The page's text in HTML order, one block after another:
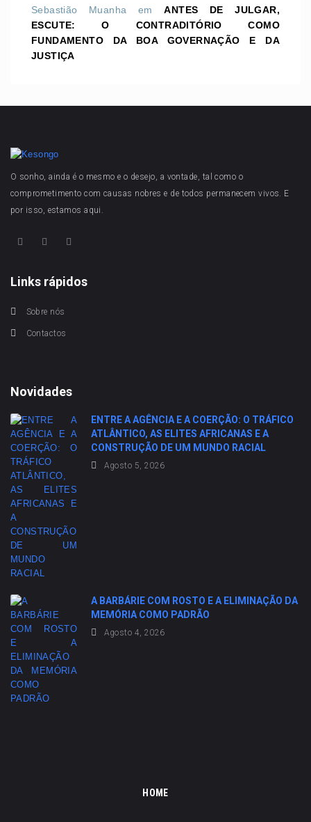
Sebastião Muanha emANTES DE JULGAR,
ESCUTE: O CONTRADITÓRIO COMO
FUNDAMENTO DA BOA GOVERNAÇÃO E DA
JUSTIÇA
O sonho, ainda é o mesmo e o desejo, a vontade, tal como o
comprometimento com causas nobres e de todos permanecem vivos. E
por isso, estamos aqui.
Links rápidos
Sobre nós
Contactos
Novidades
ENTRE A AGÊNCIA E A COERÇÃO: O TRÁFICO
ATLÂNTICO, AS ELITES AFRICANAS E A
CONSTRUÇÃO DE UM MUNDO RACIAL
Agosto 5, 2026
A BARBÁRIE COM ROSTO E A ELIMINAÇÃO DA
MEMÓRIA COMO PADRÃO
Agosto 4, 2026
HOME